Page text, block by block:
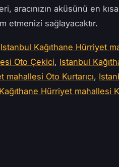
aracınızın aküsünü en
etmenizi sağlayacaktır.
Istanbul Kağıthane Hürriyet
Oto Çekici, Istanbul
mahallesi Oto Kurtarıcı,
Hürriyet mahallesi